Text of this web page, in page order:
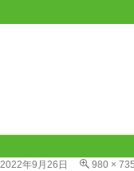
2022年9月26日 980 × 735